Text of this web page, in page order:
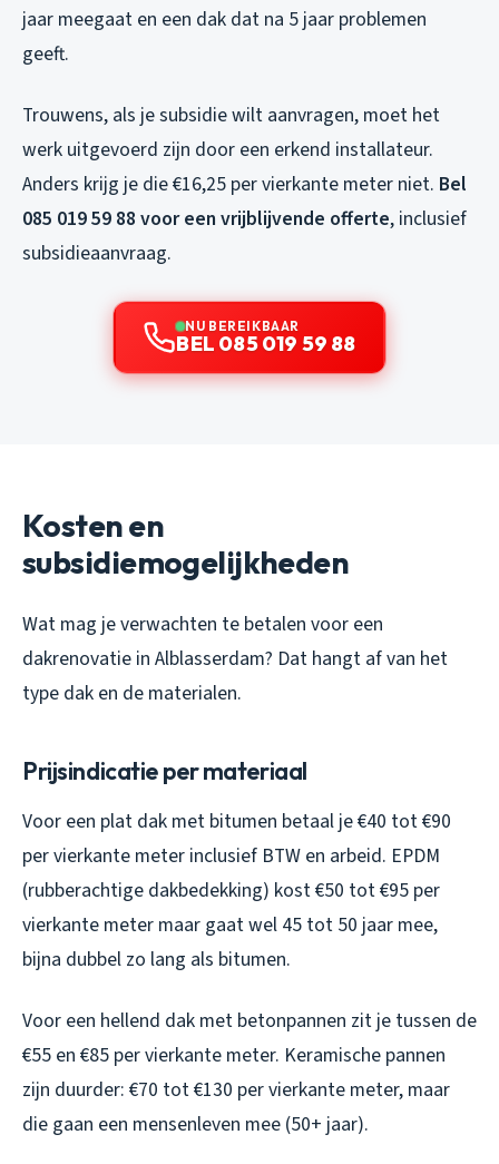
jaar meegaat en een dak dat na 5 jaar problemen
geeft.
Trouwens, als je subsidie wilt aanvragen, moet het
werk uitgevoerd zijn door een erkend installateur.
Anders krijg je die €16,25 per vierkante meter niet. Bel
085 019 59 88 voor een vrijblijvende offerte, inclusief
subsidieaanvraag.
NU BEREIKBAAR
BEL 085 019 59 88
Kosten en
subsidiemogelijkheden
Wat mag je verwachten te betalen voor een
dakrenovatie in Alblasserdam? Dat hangt af van het
type dak en de materialen.
Prijsindicatie per materiaal
Voor een plat dak met bitumen betaal je €40 tot €90
per vierkante meter inclusief BTW en arbeid. EPDM
(rubberachtige dakbedekking) kost €50 tot €95 per
vierkante meter maar gaat wel 45 tot 50 jaar mee,
bijna dubbel zo lang als bitumen.
Voor een hellend dak met betonpannen zit je tussen de
€55 en €85 per vierkante meter. Keramische pannen
zijn duurder: €70 tot €130 per vierkante meter, maar
die gaan een mensenleven mee (50+ jaar).